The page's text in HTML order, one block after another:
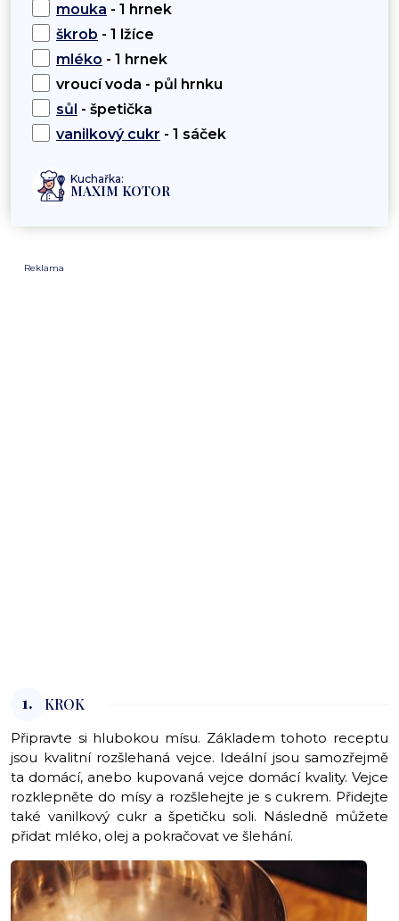
mouka - 1 hrnek
škrob - 1 lžíce
mléko - 1 hrnek
vroucí voda - půl hrnku
sůl - špetička
vanilkový cukr - 1 sáček
Kuchařka:
MAXIM KOTOR
Reklama
1. KROK
Připravte si hlubokou mísu. Základem tohoto receptu
jsou kvalitní rozšlehaná vejce. Ideální jsou samozřejmě
ta domácí, anebo kupovaná vejce domácí kvality. Vejce
rozklepněte do mísy a rozšlehejte je s cukrem. Přidejte
také vanilkový cukr a špetičku soli. Následně můžete
přidat mléko, olej a pokračovat ve šlehání.